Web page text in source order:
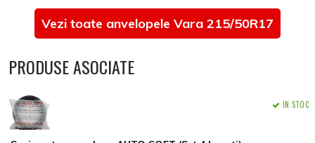
Vezi toate anvelopele Vara 215/50R17
PRODUSE ASOCIATE
IN STOC